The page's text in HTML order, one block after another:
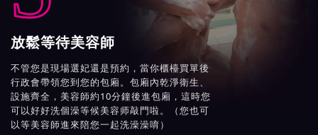
放鬆等待美容師
不管您是現場選妃還是預約，當你櫃檯買單後
行政會帶領您到您的包廂。包廂內乾淨衛生、
設施齊全，美容師約10分鐘後進包廂，這時您
可以好好洗個澡等候美容师敲門啦。（您也可
以等美容師進來陪您一起洗澡澡唷）